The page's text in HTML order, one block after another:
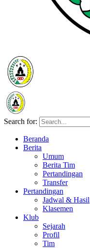
Search for:
Beranda
Berita
Umum
Berita Tim
Pertandingan
Transfer
Pertandingan
Jadwal & Hasil
Klasemen
Klub
Sejarah
Profil
Tim